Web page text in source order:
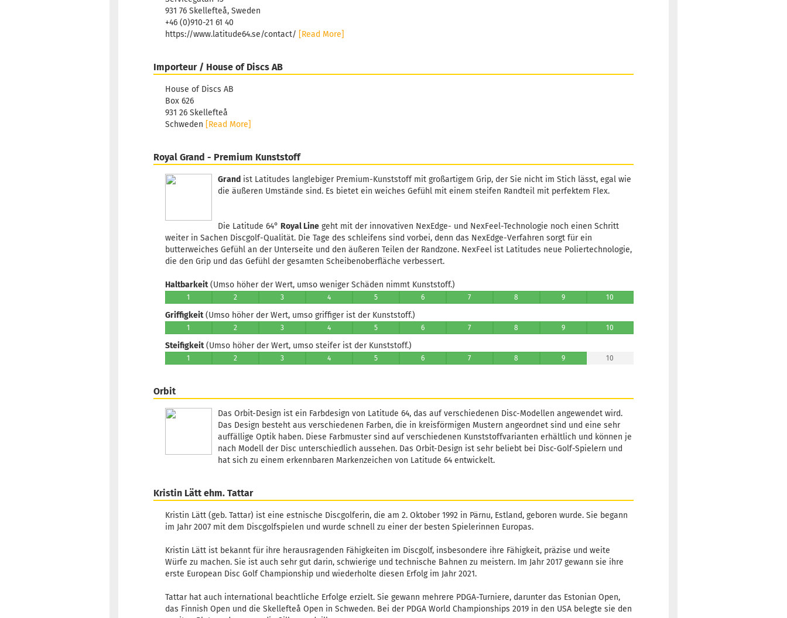
931 76 Skellefteå, Sweden
+46 (0)910-21 61 40
https://www.latitude64.se/contact/ [Read More]
Importeur / House of Discs AB
House of Discs AB
Box 626
931 26 Skellefteå
Schweden [Read More]
Royal Grand - Premium Kunststoff
Grand ist Latitudes langlebiger Premium-Kunststoff mit großartigem Grip, der Sie nicht im Stich lässt, egal wie
die äußeren Umstände sind. Es bietet ein weiches Gefühl mit einem steifen Randteil mit perfektem Flex.
Die Latitude 64° Royal Line geht mit der innovativen NexEdge- und NexFeel-Technologie noch einen Schritt
weiter in Sachen Discgolf-Qualität. Die Tage des schleifens sind vorbei, denn das NexEdge-Verfahren sorgt für ein
butterweiches Gefühl an der Unterseite und den äußeren Teilen der Randzone. NexFeel ist Latitudes neue Poliertechnologie,
die den Grip und das Gefühl der gesamten Scheibenoberfläche verbessert.
Haltbarkeit(Umso höher der Wert, umso weniger Schäden nimmt Kunststoff.)
1 2 3 4 5 6 7 8 9 10
Griffigkeit(Umso höher der Wert, umso griffiger ist der Kunststoff.)
1 2 3 4 5 6 7 8 9 10
Steifigkeit(Umso höher der Wert, umso steifer ist der Kunststoff.)
1 2 3 4 5 6 7 8 9 10
Orbit
Das Orbit-Design ist ein Farbdesign von Latitude 64, das auf verschiedenen Disc-Modellen angewendet wird.
Das Design besteht aus verschiedenen Farben, die in kreisförmigen Mustern angeordnet sind und eine sehr
auffällige Optik haben. Diese Farbmuster sind auf verschiedenen Kunststoffvarianten erhältlich und können je
nach Modell der Disc unterschiedlich aussehen. Das Orbit-Design ist sehr beliebt bei Disc-Golf-Spielern und
hat sich zu einem erkennbaren Markenzeichen von Latitude 64 entwickelt.
Kristin Lätt ehm. Tattar
Kristin Lätt (geb. Tattar) ist eine estnische Discgolferin, die am 2. Oktober 1992 in Pärnu, Estland, geboren wurde. Sie begann
im Jahr 2007 mit dem Discgolfspielen und wurde schnell zu einer der besten Spielerinnen Europas.
Kristin Lätt ist bekannt für ihre herausragenden Fähigkeiten im Discgolf, insbesondere ihre Fähigkeit, präzise und weite
Würfe zu machen. Sie ist auch sehr gut darin, schwierige und technische Bahnen zu meistern. Im Jahr 2017 gewann sie ihre
erste European Disc Golf Championship und wiederholte diesen Erfolg im Jahr 2021.
Tattar hat auch international beachtliche Erfolge erzielt. Sie gewann mehrere PDGA-Turniere, darunter das Estonian Open,
das Finnish Open und die Skellefteå Open in Schweden. Bei der PDGA World Championships 2019 in den USA belegte sie den